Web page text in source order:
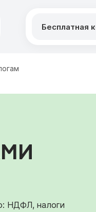
Бесплатная
НДФЛ, налоги